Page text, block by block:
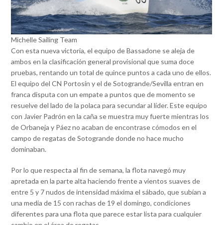
Michelle Sailing Team
Con esta nueva victoria, el equipo de Bassadone se aleja de
ambos en la clasificación general provisional que suma doce
pruebas, rentando un total de quince puntos a cada uno de ellos.
El equipo del CN Portosín y el de Sotogrande/Sevilla entran en
franca disputa con un empate a puntos que de momento se
resuelve del lado de la polaca para secundar al líder. Este equipo
con Javier Padrón en la caña se muestra muy fuerte mientras los
de Orbaneja y Páez no acaban de encontrase cómodos en el
campo de regatas de Sotogrande donde no hace mucho
dominaban.
Por lo que respecta al fin de semana, la flota navegó muy
apretada en la parte alta haciendo frente a vientos suaves de
entre 5 y 7 nudos de intensidad máxima el sábado, que subían a
una media de 15 con rachas de 19 el domingo, condiciones
diferentes para una flota que parece estar lista para cualquier